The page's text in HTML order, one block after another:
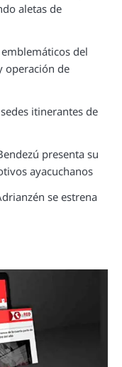
aletas de
del
operación de
itinerantes de
presenta su
ayacuchanos
se estrena